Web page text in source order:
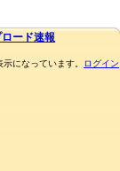
ード速報
になっています。 ログイン